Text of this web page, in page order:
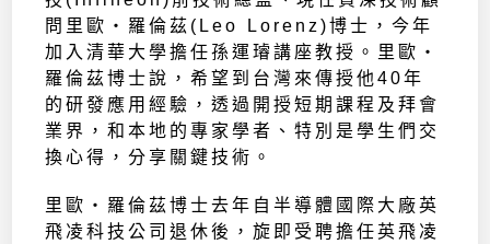
問里歐‧羅倫茲(Leo Lorenz)博士，今年
加入清華大學擔任孫運璿講座教授。里歐‧
羅倫茲博士說，希望到台灣來傳授他40年
的研發應用經驗，透過開授短期課程及拜會
業界，和本地的專家學者、特別是學生們交
換心得，分享關鍵技術。
里歐‧羅倫茲博士去年自半導體國際大廠英
飛凌科技公司退休後，旋即受聘擔任英飛凌